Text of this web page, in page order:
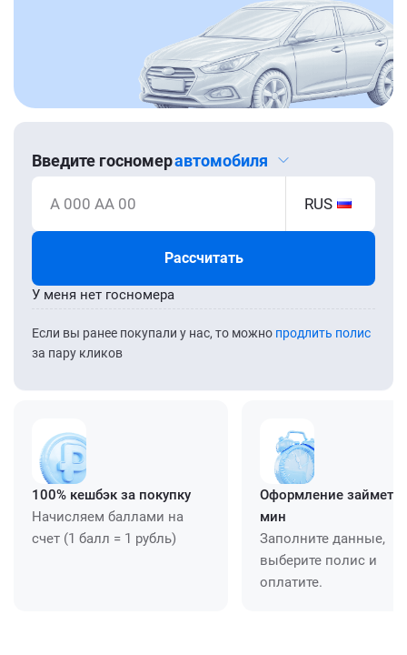
Введите госномеравтомобиля
А 000 АА 00 RUS
Рассчитать
Если вы ранее покупали у нас, то можно продлить полис
за пару кликов
У меня нет госномера
100% кешбэк за покупку
Начисляем баллами на
счет (1 балл = 1 рубль)
Оформление займет
мин
Заполните данные,
выберите полис и
оплатите.